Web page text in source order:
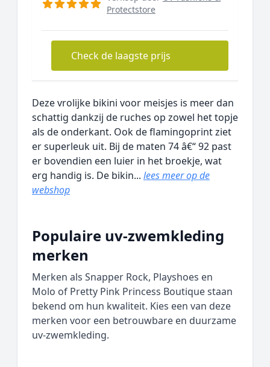
Protectstore
Check de laagste prijs
Deze vrolijke bikini voor meisjes is meer dan
schattig dankzij de ruches op zowel het topje
als de onderkant. Ook de flamingoprint ziet
er superleuk uit. Bij de maten 74 â€“ 92 past
er bovendien een luier in het broekje, wat
erg handig is. De bikin... lees meer op de
webshop
Populaire uv-zwemkleding
merken
Merken als Snapper Rock, Playshoes en
Molo of Pretty Pink Princess Boutique staan
bekend om hun kwaliteit. Kies een van deze
merken voor een betrouwbare en duurzame
uv-zwemkleding.